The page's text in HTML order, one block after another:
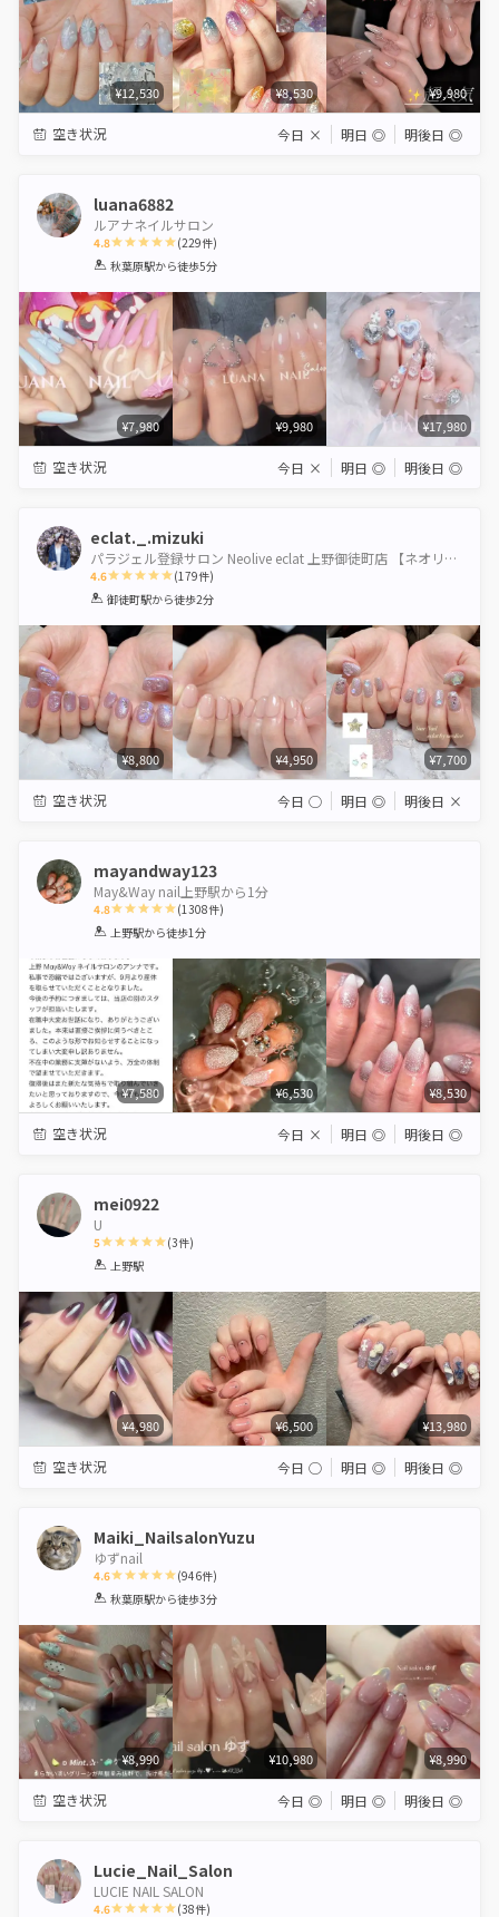
¥12,530 ¥8,530 ¥9,980
空き状況 今日 × 明日 ◎ 明後日 ◎
luana6882
ルアナネイルサロン
4.8
1 2 3 4 5
(229件)
秋葉原駅から徒歩5分
¥7,980 ¥9,980 ¥17,980
空き状況 今日 × 明日 ◎ 明後日 ◎
eclat._.mizuki
パラジェル登録サロン Neolive eclat 上野御徒町店 【ネオリーブエクラ】
4.6
1 2 3 4 5
(179件)
御徒町駅から徒歩2分
¥8,800 ¥4,950 ¥7,700
空き状況 今日 ◯ 明日 ◎ 明後日 ×
mayandway123
May&Way nail上野駅から1分
4.8
1 2 3 4 5
(1308件)
上野駅から徒歩1分
¥7,580 ¥6,530 ¥8,530
空き状況 今日 × 明日 ◎ 明後日 ◎
mei0922
U
5
1 2 3 4
(3件)
上野駅
¥4,980 ¥6,500 ¥13,980
空き状況 今日 ◯ 明日 ◎ 明後日 ◎
Maiki_NailsalonYuzu
ゆずnail
4.6
1 2 3 4 5
(946件)
秋葉原駅から徒歩3分
¥8,990 ¥10,980 ¥8,990
空き状況 今日 ◎ 明日 ◎ 明後日 ◎
Lucie_Nail_Salon
LUCIE NAIL SALON
4.6 (38件)